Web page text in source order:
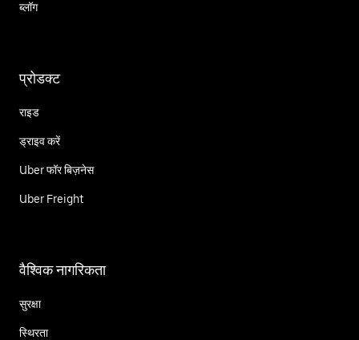
ब्लॉग
प्रोडक्ट
राइड
ड्राइव करें
Uber फॉर बिज़नेस
Uber Freight
वैश्विक नागरिकता
सुरक्षा
स्थिरता